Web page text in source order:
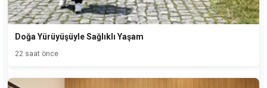
Doğa Yürüyüşüyle Sağlıklı Yaşam
22 saat önce